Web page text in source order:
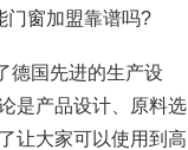
门窗加盟靠谱吗?
德国先进的生产设
是产品设计、原料选
让大家可以使用到高